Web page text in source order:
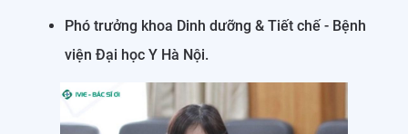
Phó trưởng khoa Dinh dưỡng & Tiết chế - Bệnh
viện Đại học Y Hà Nội.